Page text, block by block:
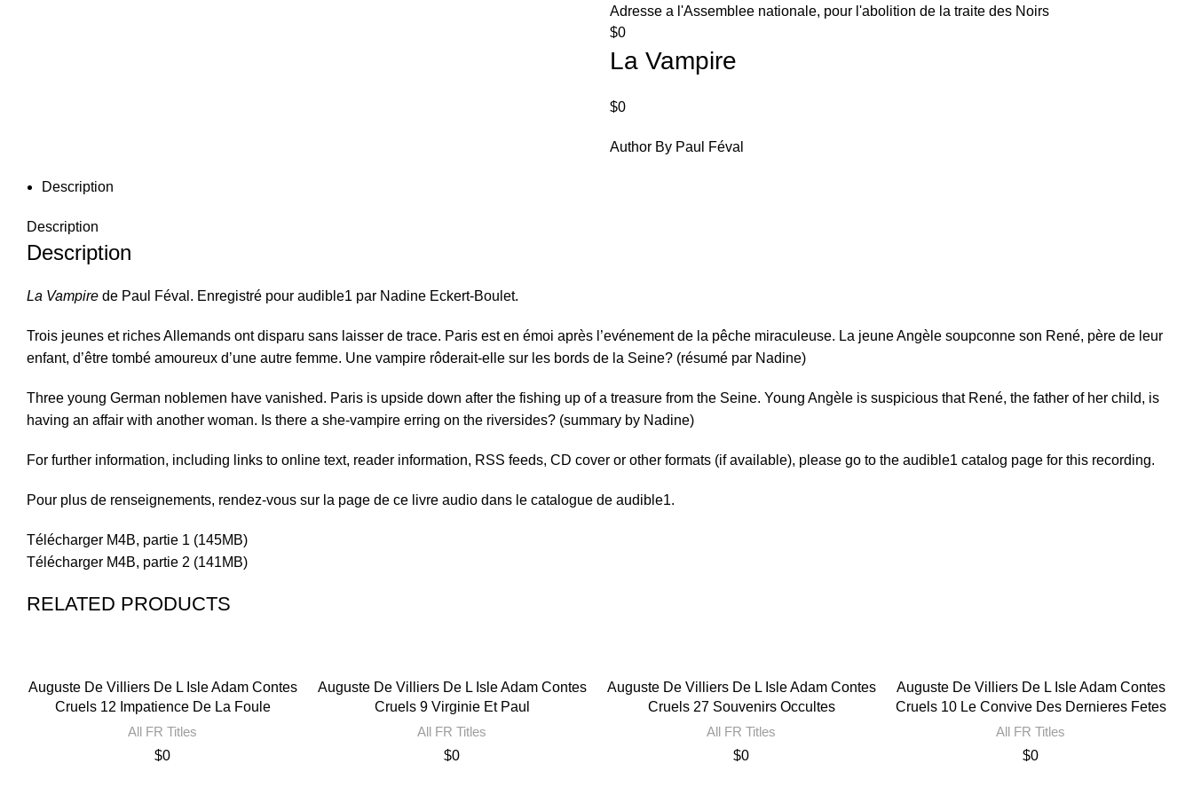
Adresse a l'Assemblee nationale, pour l'abolition de la traite des Noirs
$0
La Vampire
$0
Author By Paul Féval
Description
Description
Description
La Vampire de Paul Féval. Enregistré pour audible1 par Nadine Eckert-Boulet.
Trois jeunes et riches Allemands ont disparu sans laisser de trace. Paris est en émoi après l’evénement de la pêche miraculeuse. La jeune Angèle soupconne son René, père de leur
enfant, d’être tombé amoureux d’une autre femme. Une vampire rôderait-elle sur les bords de la Seine? (résumé par Nadine)
Three young German noblemen have vanished. Paris is upside down after the fishing up of a treasure from the Seine. Young Angèle is suspicious that René, the father of her child, is
having an affair with another woman. Is there a she-vampire erring on the riversides? (summary by Nadine)
For further information, including links to online text, reader information, RSS feeds, CD cover or other formats (if available), please go to the audible1 catalog page for this recording.
Pour plus de renseignements, rendez-vous sur la page de ce livre audio dans le catalogue de audible1.
Télécharger M4B, partie 1 (145MB)
Télécharger M4B, partie 2 (141MB)
RELATED PRODUCTS
Auguste De Villiers De L Isle Adam Contes
Cruels 12 Impatience De La Foule
All FR Titles
$0
Auguste De Villiers De L Isle Adam Contes
Cruels 9 Virginie Et Paul
All FR Titles
$0
Auguste De Villiers De L Isle Adam Contes
Cruels 27 Souvenirs Occultes
All FR Titles
$0
Auguste De Villiers De L Isle Adam Contes
Cruels 10 Le Convive Des Dernieres Fetes
All FR Titles
$0